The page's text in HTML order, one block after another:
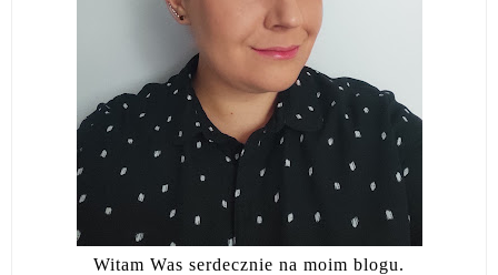
Witam Was serdecznie na moim blogu.